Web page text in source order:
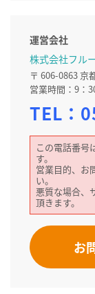
運営会社
株式会社フル
〒 606-0863 京
営業時間：9：
TEL：
この電話番号
す。
営業目的、お
い。
悪質な場合、
頂きます。
お